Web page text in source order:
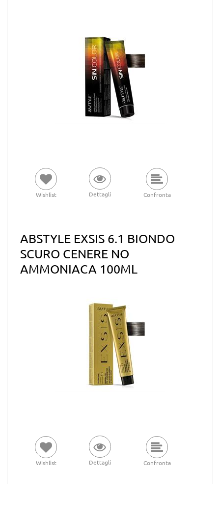
Wishlist Dettagli Confronta
ABSTYLE EXSIS 6.1 BIONDO
SCURO CENERE NO
AMMONIACA 100ML
Wishlist Dettagli Confronta